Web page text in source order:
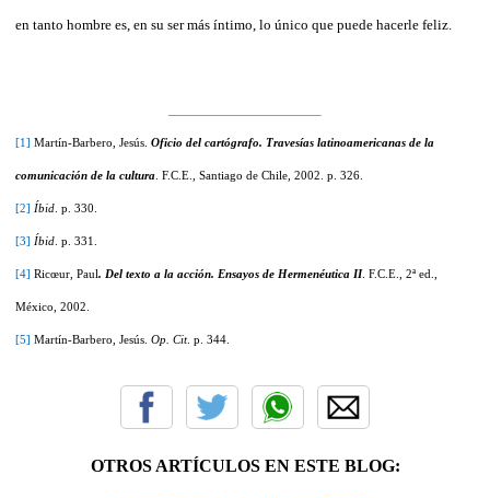
en tanto hombre es, en su ser más íntimo, lo único que puede hacerle feliz.
[1] Martín-Barbero, Jesús. Oficio del cartógrafo. Travesías latinoamericanas de la
comunicación de la cultura. F.C.E., Santiago de Chile, 2002. p. 326.
[2] Íbid. p. 330.
[3] Íbid. p. 331.
[4] Ricœur, Paul. Del texto a la acción. Ensayos de Hermenéutica II. F.C.E., 2ª ed.,
México, 2002.
[5] Martín-Barbero, Jesús. Op. Cit. p. 344.
OTROS ARTÍCULOS EN ESTE BLOG: